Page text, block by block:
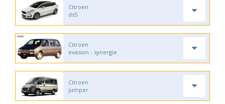
Citroen
ds5
Citroen
evasion - synergie
Citroen
jumper